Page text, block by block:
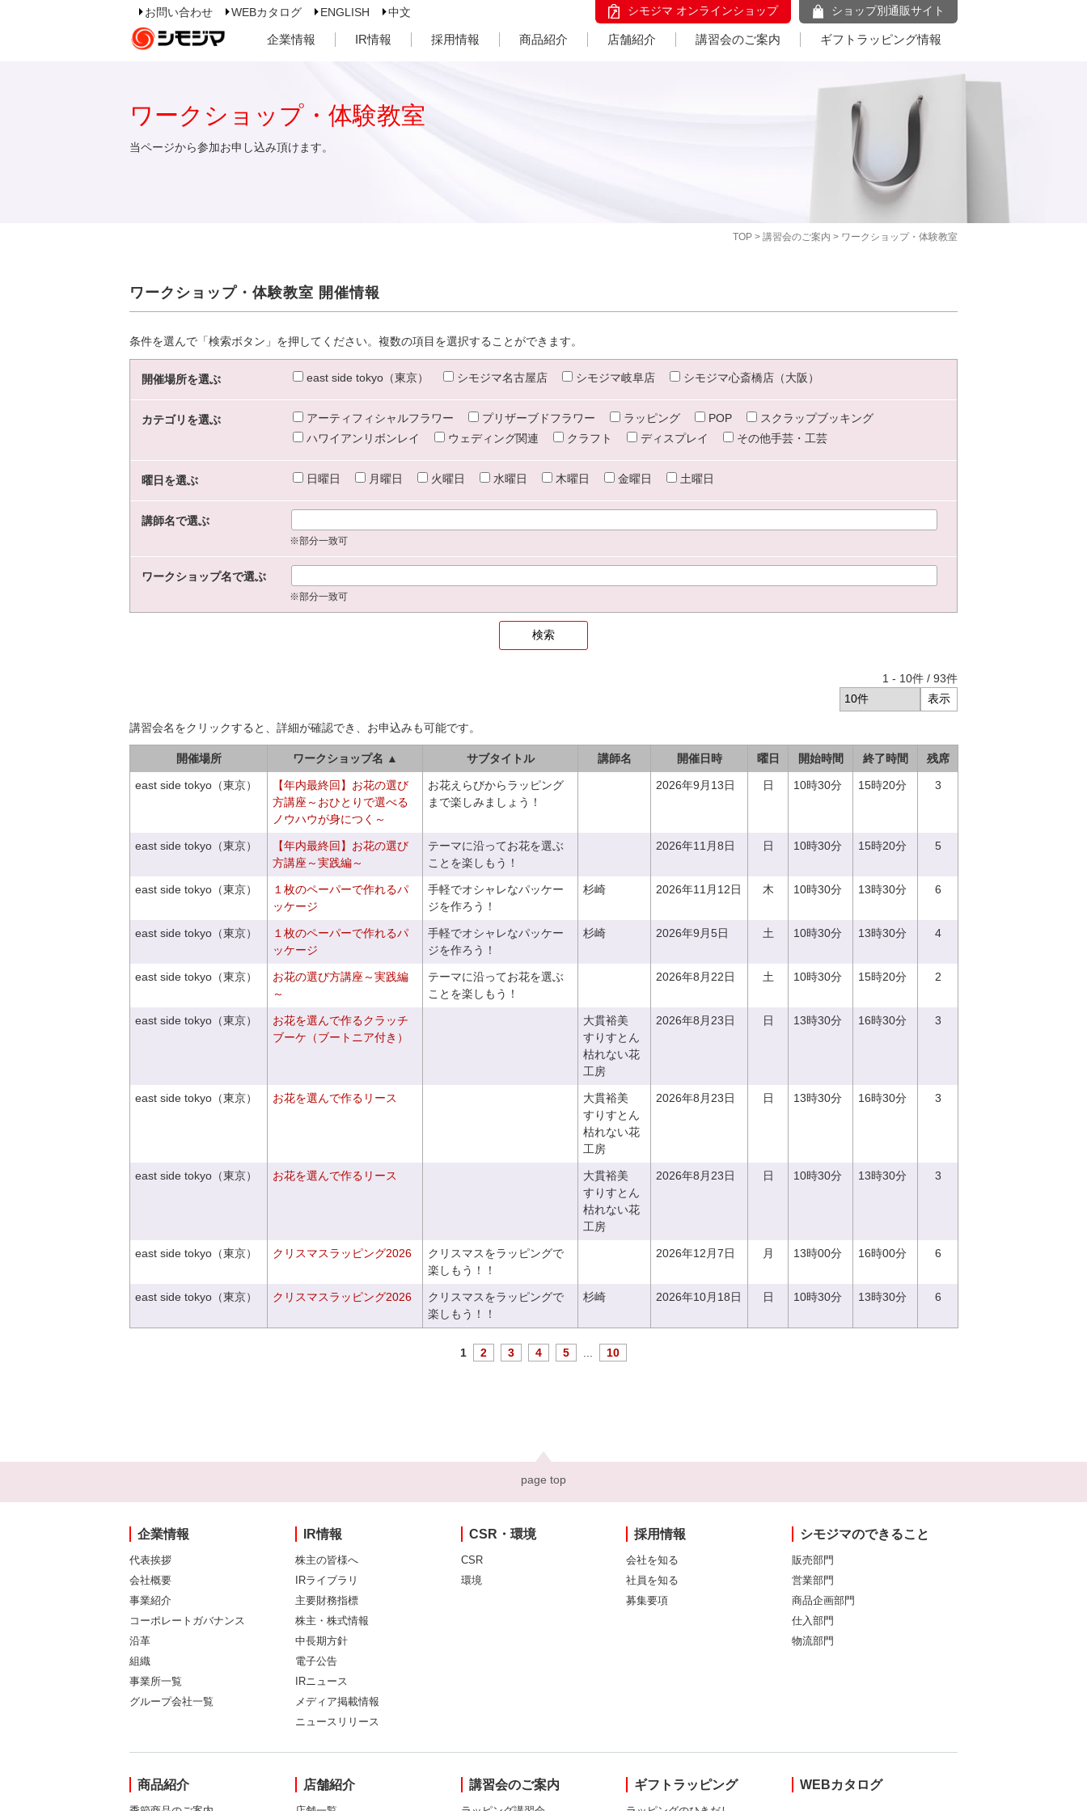
お問い合わせ WEBカタログ ENGLISH 中文 シモジマ オンラインショップ ショップ別通販サイト
企業情報 IR情報 採用情報 商品紹介 店舗紹介 講習会のご案内 ギフトラッピング情報
TOP > 講習会のご案内 > ワークショップ・体験教室
ワークショップ・体験教室
当ページから参加お申し込み頂けます。
ワークショップ・体験教室 開催情報
条件を選んで「検索ボタン」を押してください。複数の項目を選択することができます。
開催場所を選ぶ east side tokyo（東京） シモジマ名古屋店 シモジマ岐阜店 シモジマ心斎橋店（大阪）
カテゴリを選ぶ アーティフィシャルフラワー プリザーブドフラワー ラッピング POP
スクラップブッキング
ハワイアンリボンレイ
ウェディング関連 クラフト ディスプレイ その他手芸・工芸
曜日を選ぶ 日曜日 月曜日 火曜日 水曜日 木曜日 金曜日 土曜日
講師名で選ぶ
※部分一致可
ワークショップ名で選ぶ
※部分一致可
1 - 10件 / 93件
講習会名をクリックすると、詳細が確認でき、お申込みも可能です。
開催場所 ワークショップ名 ▲ サブタイトル 講師名 開催日時 曜日 開始時間 終了時間 残席
east side tokyo（東京）
【年内最終回】お花の選び
方講座～おひとりで選べる
ノウハウが身につく～
お花えらびからラッピング
まで楽しみましょう！
2026年9月13日 日 10時30分 15時20分 3
east side tokyo（東京）
【年内最終回】お花の選び
方講座～実践編～
テーマに沿ってお花を選ぶ
ことを楽しもう！
2026年11月8日 日 10時30分 15時20分 5
east side tokyo（東京）
１枚のペーパーで作れるパ
ッケージ
手軽でオシャレなパッケー
ジを作ろう！
杉崎 2026年11月12日 木 10時30分 13時30分 6
east side tokyo（東京）
１枚のペーパーで作れるパ
ッケージ
手軽でオシャレなパッケー
ジを作ろう！
杉崎 2026年9月5日 土 10時30分 13時30分 4
east side tokyo（東京）
お花の選び方講座～実践編
～
テーマに沿ってお花を選ぶ
ことを楽しもう！
2026年8月22日 土 10時30分 15時20分 2
east side tokyo（東京）
お花を選んで作るクラッチ
ブーケ（ブートニア付き）
大貫裕美
すりすとん
枯れない花
工房
2026年8月23日 日 13時30分 16時30分 3
east side tokyo（東京） お花を選んで作るリース
大貫裕美
すりすとん
枯れない花
工房
2026年8月23日 日 13時30分 16時30分 3
east side tokyo（東京） お花を選んで作るリース
大貫裕美
すりすとん
枯れない花
工房
2026年8月23日 日 10時30分 13時30分 3
east side tokyo（東京） クリスマスラッピング2026
クリスマスをラッピングで
楽しもう！！
2026年12月7日 月 13時00分 16時00分 6
east side tokyo（東京） クリスマスラッピング2026
クリスマスをラッピングで
楽しもう！！
杉崎 2026年10月18日 日 10時30分 13時30分 6
1 2 3 4 5 10
page top
企業情報
代表挨拶
会社概要
事業紹介
コーポレートガバナンス
沿革
組織
事業所一覧
グループ会社一覧
IR情報
株主の皆様へ
IRライブラリ
主要財務指標
株主・株式情報
中長期方針
電子公告
IRニュース
メディア掲載情報
ニュースリリース
CSR・環境
CSR
環境
採用情報
会社を知る
社員を知る
募集要項
シモジマのできること
販売部門
営業部門
商品企画部門
仕入部門
物流部門
商品紹介 店舗紹介 講習会のご案内 ギフトラッピング WEBカタログ